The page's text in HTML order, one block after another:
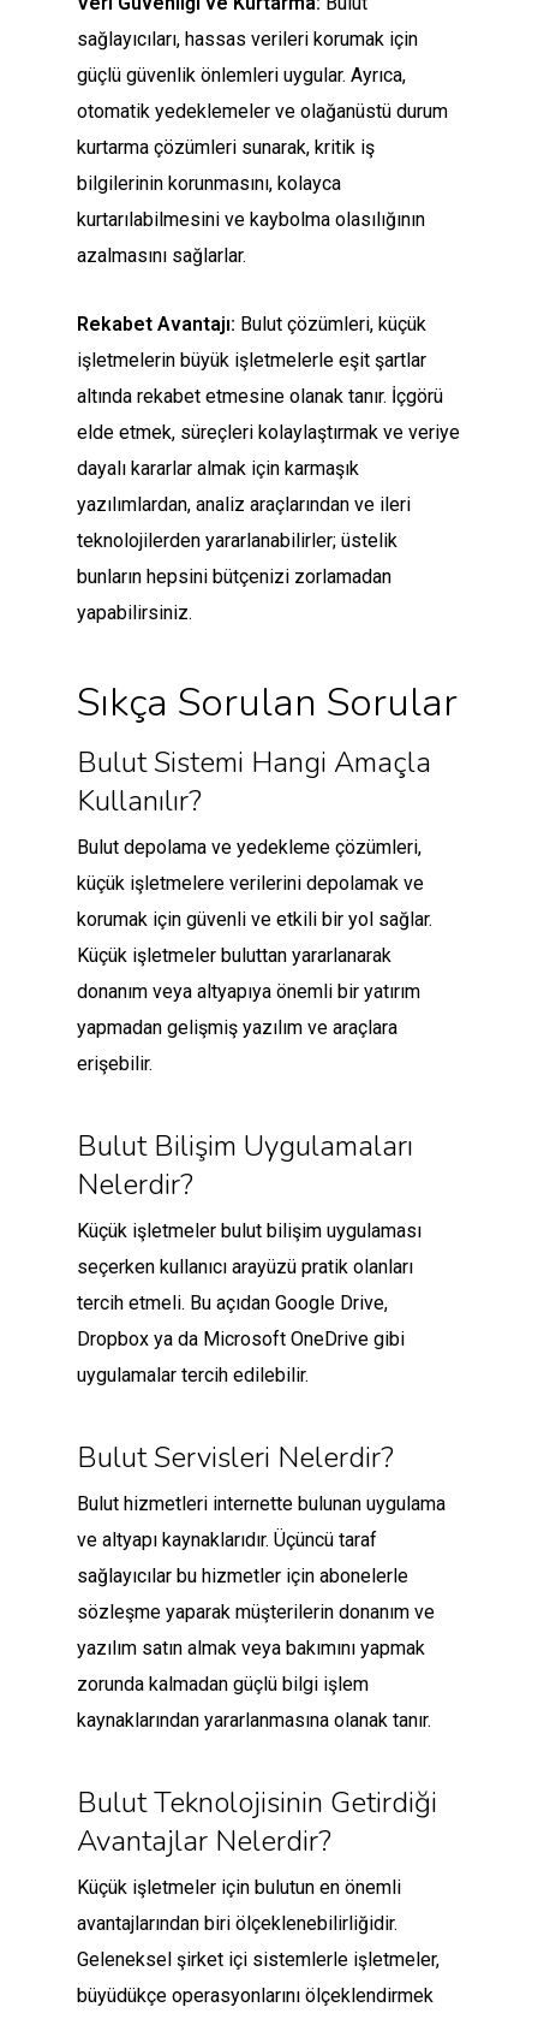
sağlayıcıları, hassas verileri korumak için
güçlü güvenlik önlemleri uygular. Ayrıca,
otomatik yedeklemeler ve olağanüstü durum
kurtarma çözümleri sunarak, kritik iş
bilgilerinin korunmasını, kolayca
kurtarılabilmesini ve kaybolma olasılığının
azalmasını sağlarlar.
Rekabet Avantajı: Bulut çözümleri, küçük
işletmelerin büyük işletmelerle eşit şartlar
altında rekabet etmesine olanak tanır. İçgörü
elde etmek, süreçleri kolaylaştırmak ve veriye
dayalı kararlar almak için karmaşık
yazılımlardan, analiz araçlarından ve ileri
teknolojilerden yararlanabilirler; üstelik
bunların hepsini bütçenizi zorlamadan
yapabilirsiniz.
Sıkça Sorulan Sorular
Bulut Sistemi Hangi Amaçla
Kullanılır?
Bulut depolama ve yedekleme çözümleri,
küçük işletmelere verilerini depolamak ve
korumak için güvenli ve etkili bir yol sağlar.
Küçük işletmeler buluttan yararlanarak
donanım veya altyapıya önemli bir yatırım
yapmadan gelişmiş yazılım ve araçlara
erişebilir.
Bulut Bilişim Uygulamaları
Nelerdir?
Küçük işletmeler bulut bilişim uygulaması
seçerken kullanıcı arayüzü pratik olanları
tercih etmeli. Bu açıdan Google Drive,
Dropbox ya da Microsoft OneDrive gibi
uygulamalar tercih edilebilir.
Bulut Servisleri Nelerdir?
Bulut hizmetleri internette bulunan uygulama
ve altyapı kaynaklarıdır. Üçüncü taraf
sağlayıcılar bu hizmetler için abonelerle
sözleşme yaparak müşterilerin donanım ve
yazılım satın almak veya bakımını yapmak
zorunda kalmadan güçlü bilgi işlem
kaynaklarından yararlanmasına olanak tanır.
Bulut Teknolojisinin Getirdiği
Avantajlar Nelerdir?
Küçük işletmeler için bulutun en önemli
avantajlarından biri ölçeklenebilirliğidir.
Geleneksel şirket içi sistemlerle işletmeler,
büyüdükçe operasyonlarını ölçeklendirmek